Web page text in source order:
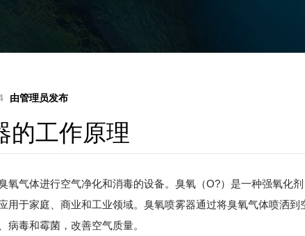
由管理员发布
的工作原理
氧气体进行空气净化和消毒的设备。臭氧（O?）是一种强氧化
用于家庭、商业和工业领域。臭氧喷雾器通过将臭氧气体喷洒到
病毒和霉菌，改善空气质量。